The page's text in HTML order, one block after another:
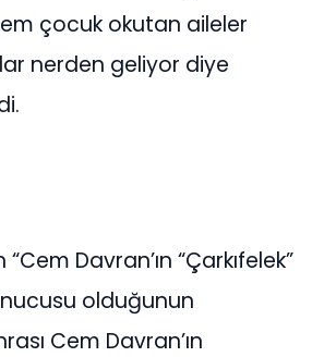
çocuk okutan aileler
nerden geliyor diye
Davran’ın “Çarkıfelek”
olduğunun
Cem Davran’ın